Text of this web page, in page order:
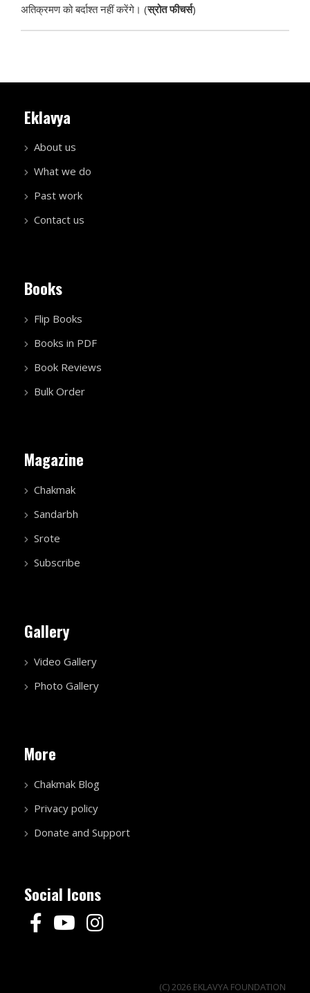
अतिक्रमण को बर्दाश्त नहीं करेंगे। (स्रोत फीचर्स)
Eklavya
About us
What we do
Past work
Contact us
Books
Flip Books
Books in PDF
Book Reviews
Bulk Order
Magazine
Chakmak
Sandarbh
Srote
Subscribe
Gallery
Video Gallery
Photo Gallery
More
Chakmak Blog
Privacy policy
Donate and Support
Social Icons
(C) 2026 EKLAVYA FOUNDATION